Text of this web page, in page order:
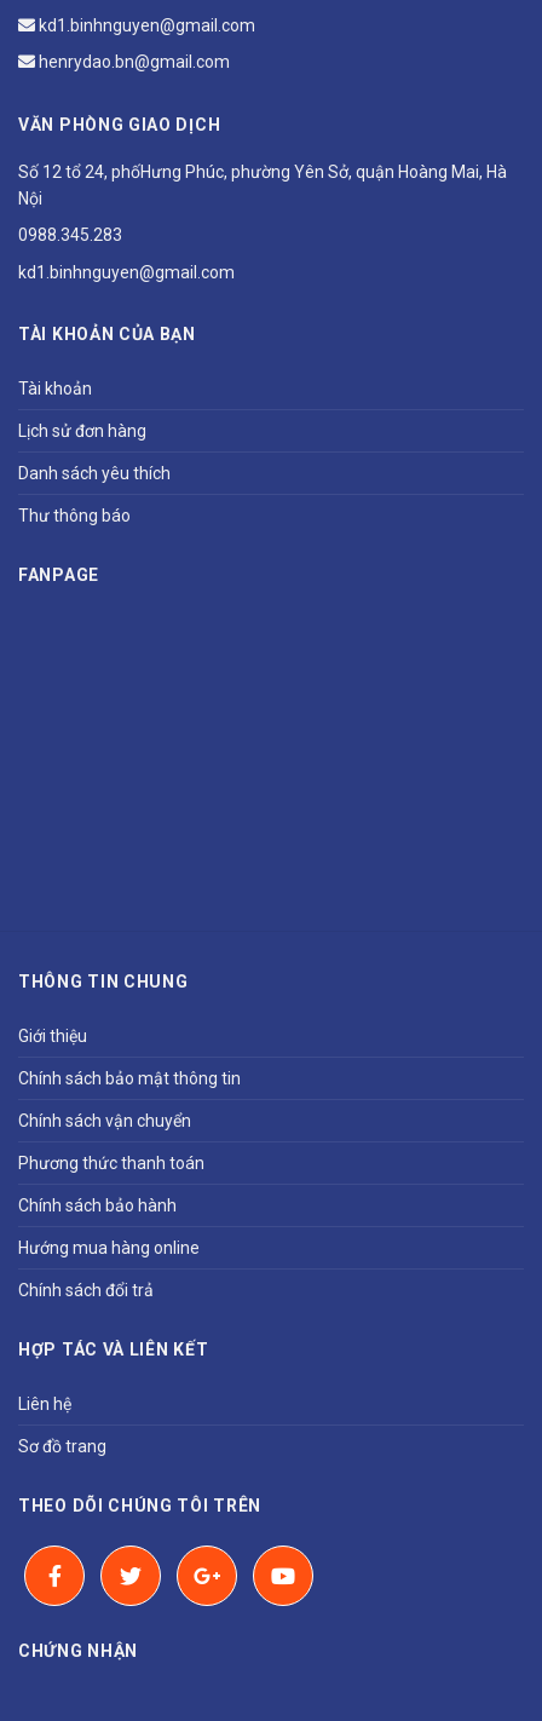
kd1.binhnguyen@gmail.com
henrydao.bn@gmail.com
VĂN PHÒNG GIAO DỊCH
Số 12 tổ 24, phốHưng Phúc, phường Yên Sở, quận Hoàng Mai, Hà
Nội
0988.345.283
kd1.binhnguyen@gmail.com
TÀI KHOẢN CỦA BẠN
Tài khoản
Lịch sử đơn hàng
Danh sách yêu thích
Thư thông báo
FANPAGE
THÔNG TIN CHUNG
Giới thiệu
Chính sách bảo mật thông tin
Chính sách vận chuyển
Phương thức thanh toán
Chính sách bảo hành
Hướng mua hàng online
Chính sách đổi trả
HỢP TÁC VÀ LIÊN KẾT
Liên hệ
Sơ đồ trang
THEO DÕI CHÚNG TÔI TRÊN
CHỨNG NHẬN